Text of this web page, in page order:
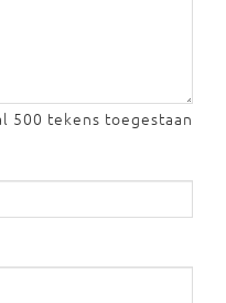
500 tekens toegestaan